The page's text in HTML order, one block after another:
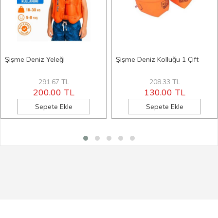
Şişme Deniz Yeleği
291.67 TL
200.00 TL
Sepete Ekle
Şişme Deniz Kolluğu 1 Çift
208.33 TL
130.00 TL
Sepete Ekle